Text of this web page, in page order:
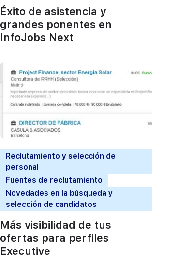
Éxito de asistencia y
grandes ponentes en
InfoJobs Next
Reclutamiento y selección de
personal
Fuentes de reclutamiento
Novedades en la búsqueda y
selección de candidatos
Más visibilidad de tus
ofertas para perfiles
Executive